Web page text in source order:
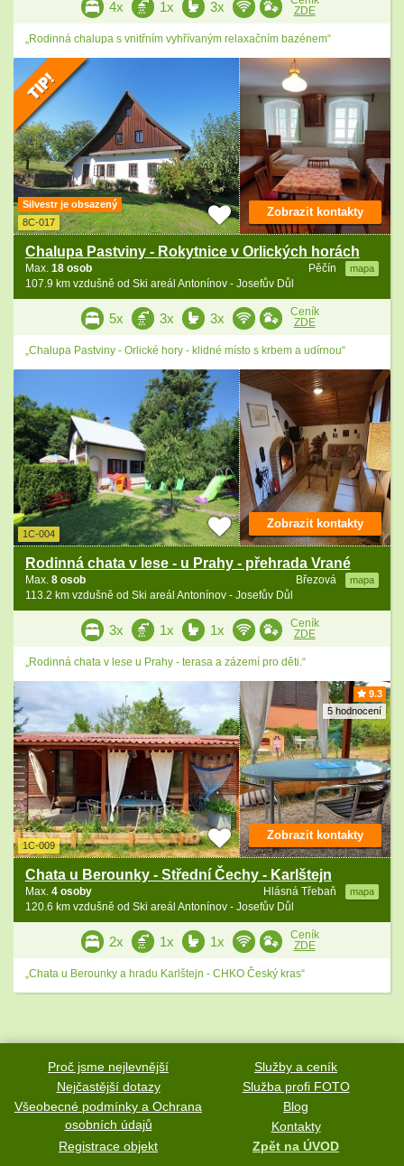
4x 1x 3x
ZDE
„Rodinná chalupa s vnitřním vyhřívaným relaxačním bazénem“
Silvestr je obsazený
8C-017
Chalupa Pastviny - Rokytnice v Orlických horách
Pěčín mapa
Max. 18 osob
107.9 km vzdušně od Ski areál Antonínov - Josefův Důl
Zobrazit kontakty
5x 3x 3x
Ceník
ZDE
„Chalupa Pastviny - Orlické hory - klidné místo s krbem a udírnou“
1C-004
Rodinná chata v lese - u Prahy - přehrada Vrané
Březová mapa
Max. 8 osob
113.2 km vzdušně od Ski areál Antonínov - Josefův Důl
Zobrazit kontakty
3x 1x 1x
Ceník
ZDE
„Rodinná chata v lese u Prahy - terasa a zázemí pro děti.“
9.3
5 hodnocení
1C-009
Chata u Berounky - Střední Čechy - Karlštejn
Hlásná Třebaň mapa
Max. 4 osoby
120.6 km vzdušně od Ski areál Antonínov - Josefův Důl
Zobrazit kontakty
2x 1x 1x
Ceník
ZDE
„Chata u Berounky a hradu Karlštejn - CHKO Český kras“
Proč jsme nejlevnější
Služby a ceník
Nejčastější dotazy
Služba profi FOTO
Všeobecné podmínky a Ochrana
osobních údajů
Blog
Kontakty
Registrace objekt
Zpět na ÚVOD